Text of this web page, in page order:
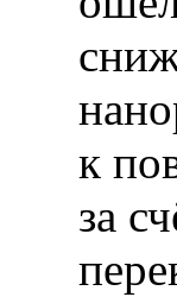
к
за